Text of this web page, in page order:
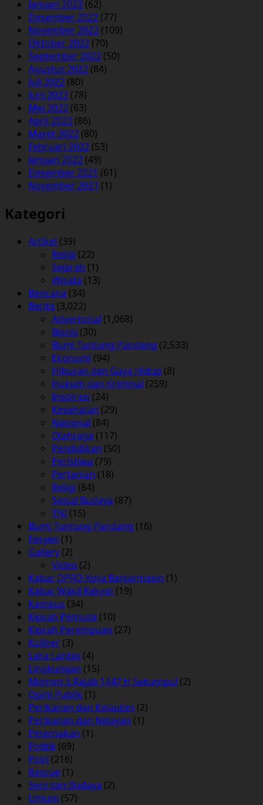
Januari 2023 (62)
Desember 2022 (77)
November 2022 (109)
Oktober 2022 (70)
September 2022 (50)
Agustus 2022 (84)
Juli 2022 (80)
Juni 2022 (78)
Mei 2022 (63)
April 2022 (86)
Maret 2022 (80)
Februari 2022 (53)
Januari 2022 (49)
Desember 2021 (61)
November 2021 (1)
Kategori
Artikel (39)
Religi (22)
Sejarah (1)
Wisata (13)
Bencana (34)
Berita (3,022)
Advertorial (1,068)
Bisnis (30)
Bumi Tuntung Pandang (2,533)
Ekonomi (94)
Hiburan dan Gaya Hidup (8)
Hukum dan Kriminal (259)
Inspirasi (24)
Kesehatan (29)
Nasional (84)
Olahraga (117)
Pendidikan (50)
Peristiwa (79)
Pertanian (18)
Religi (84)
Sosial Budaya (87)
TNI (15)
Bumi Tuntung Pandang (16)
Fesyen (1)
Gallery (2)
Video (2)
Kabar DPRD Kota Banjarmasin (1)
Kabar Wakil Rakyat (19)
Kampus (34)
Kiprah Pemuda (10)
Kiprah Perempuan (27)
Kuliner (3)
Laka Lantas (4)
Lingkungan (15)
Momen 5 Rajab 1447 H Sekumpul (2)
Opini Publik (1)
Perikanan dan Kelautan (2)
Perikanan dan Nelayan (1)
Peternakan (1)
Politik (69)
Polri (216)
Rescue (1)
Seni dan Budaya (2)
Umum (57)